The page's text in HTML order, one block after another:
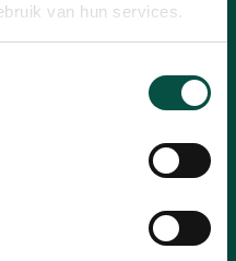
van hun services.
met